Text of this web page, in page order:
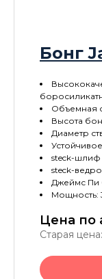
Бонг
Объемная
Высота
Диаметр
steck-шлиф
steck-
Джеймс Пи
Мощность:
Цена по
Старая цена: